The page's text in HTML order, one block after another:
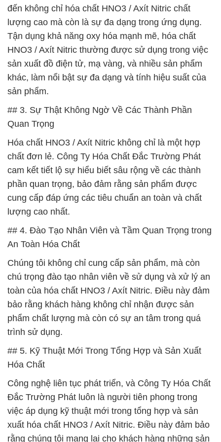
đến không chỉ hóa chất HNO3 / Axít Nitric chất
lượng cao mà còn là sự đa dạng trong ứng dụng.
Tận dụng khả năng oxy hóa mạnh mẽ, hóa chất
HNO3 / Axít Nitric thường được sử dụng trong việc
sản xuất đồ điện tử, mạ vàng, và nhiều sản phẩm
khác, làm nổi bật sự đa dạng và tính hiệu suất của
sản phẩm.
## 3. Sự Thật Không Ngờ Về Các Thành Phần
Quan Trọng
Hóa chất HNO3 / Axít Nitric không chỉ là một hợp
chất đơn lẻ. Công Ty Hóa Chất Đắc Trường Phát
cam kết tiết lộ sự hiểu biết sâu rộng về các thành
phần quan trọng, bảo đảm rằng sản phẩm được
cung cấp đáp ứng các tiêu chuẩn an toàn và chất
lượng cao nhất.
## 4. Đào Tạo Nhân Viên và Tầm Quan Trọng trong
An Toàn Hóa Chất
Chúng tôi không chỉ cung cấp sản phẩm, mà còn
chú trọng đào tạo nhân viên về sử dụng và xử lý an
toàn của hóa chất HNO3 / Axít Nitric. Điều này đảm
bảo rằng khách hàng không chỉ nhận được sản
phẩm chất lượng mà còn có sự an tâm trong quá
trình sử dụng.
## 5. Kỹ Thuật Mới Trong Tổng Hợp và Sản Xuất
Hóa Chất
Công nghệ liên tục phát triển, và Công Ty Hóa Chất
Đắc Trường Phát luôn là người tiên phong trong
việc áp dụng kỹ thuật mới trong tổng hợp và sản
xuất hóa chất HNO3 / Axít Nitric. Điều này đảm bảo
rằng chúng tôi mang lại cho khách hàng những sản